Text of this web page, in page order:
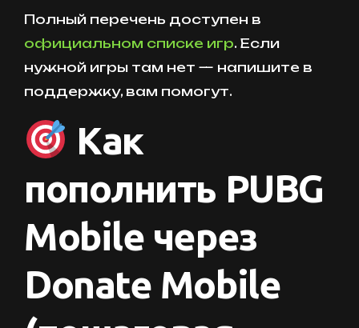
Полный перечень доступен в
официальном списке игр. Если
нужной игры там нет — напишите в
поддержку, вам помогут.
Как
пополнить PUBG
Mobile через
Donate Mobile